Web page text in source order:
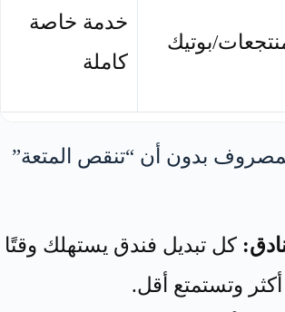
بوتيك
خدمة خاصة
كاملة
بدون أن “تنقص المتعة”
كل تبديل فندق يستهلك وقتًا
أكثر وتستمتع أقل.